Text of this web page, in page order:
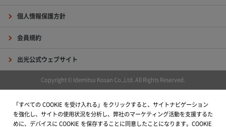
個人情報保護方針
会員規約
出光公式ウェブサイト
Copyright © Idemitsu Kosan Co.,Ltd. All Rights Reserved.
「すべての COOKIE を受け入れる」をクリックすると、サイトナビゲーション
を強化し、サイトの使用状況を分析し、弊社のマーケティング活動を支援するた
めに、デバイスに COOKIE を保存することに同意したことになります。COOKIE